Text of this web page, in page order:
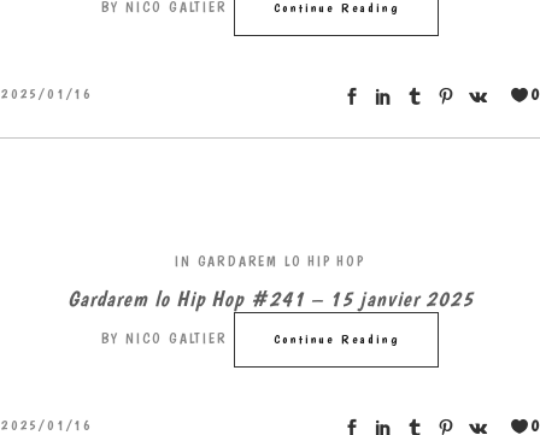
BY NICO GALTIER Continue Reading
2025/01/16 0
IN GARDAREM LO HIP HOP
Gardarem lo Hip Hop #241 – 15 janvier 2025
BY NICO GALTIER Continue Reading
2025/01/16 0